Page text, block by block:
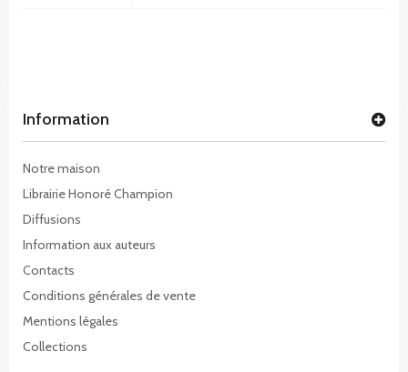
Information
Notre maison
Librairie Honoré Champion
Diffusions
Information aux auteurs
Contacts
Conditions générales de vente
Mentions légales
Collections